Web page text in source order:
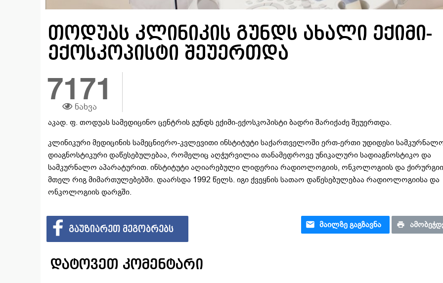
თოდუას კლინიკის გუნდს ახალი ექიმი-
ექოსკოპისტი შეუერთდა
7171
ნახვა
აკად. ფ. თოდუას სამედიცინო ცენტრის გუნდს ექიმი-ექოსკოპისტი ბადრი შარიქაძე შეუერთდა.
კლინიკური მედიცინის სამეცნიერო-კვლევითი ინსტიტუტი საქართველოში ერთ-ერთი უდიდესი
დიაგნოსტიკური დაწესებულებაა, რომელიც აღჭურვილია თანამედროვე უნიკალური სადიაგნოსტიკო და
სამკურნალო აპარატურით. ინსტიტუტი აღიარებული ლიდერია რადიოლოგიის, ონკოლოგიის და
მთელ რიგ მიმართულებებში. დაარსდა 1992 წელს. იგი ქვეყნის სათაო დაწესებულებაა რადიოლოგიისა და
ონკოლოგიის დარგში.
ᲒᲐᲣᲖᲘᲐᲠᲔᲗ ᲛᲔᲒᲝᲑᲠᲔᲑᲡ ᲛᲐᲘᲚᲖᲔ ᲒᲐᲒᲖᲐᲕᲜᲐ
დატოვეთ კომენტარი